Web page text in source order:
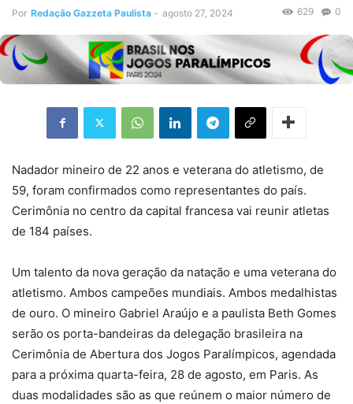
Por Redação Gazzeta Paulista - agosto 27, 2024 0
629
Nadador mineiro de 22 anos e veterana do atletismo, de
59, foram confirmados como representantes do país.
Cerimônia no centro da capital francesa vai reunir atletas
de 184 países.
Um talento da nova geração da natação e uma veterana do
atletismo. Ambos campeões mundiais. Ambos medalhistas
de ouro. O mineiro Gabriel Araújo e a paulista Beth Gomes
serão os porta-bandeiras da delegação brasileira na
Cerimônia de Abertura dos Jogos Paralímpicos, agendada
para a próxima quarta-feira, 28 de agosto, em Paris. As
duas modalidades são as que reúnem o maior número de